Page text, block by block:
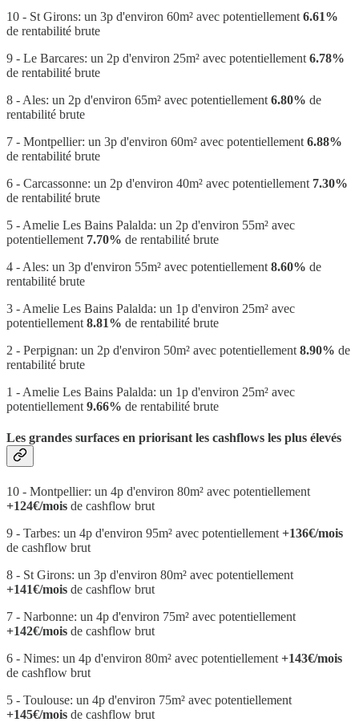
10 - St Girons: un 3p d'environ 60m² avec potentiellement 6.61%
de rentabilité brute
9 - Le Barcares: un 2p d'environ 25m² avec potentiellement 6.78%
de rentabilité brute
8 - Ales: un 2p d'environ 65m² avec potentiellement 6.80% de
rentabilité brute
7 - Montpellier: un 3p d'environ 60m² avec potentiellement 6.88%
de rentabilité brute
6 - Carcassonne: un 2p d'environ 40m² avec potentiellement 7.30%
de rentabilité brute
5 - Amelie Les Bains Palalda: un 2p d'environ 55m² avec
potentiellement 7.70% de rentabilité brute
4 - Ales: un 3p d'environ 55m² avec potentiellement 8.60% de
rentabilité brute
3 - Amelie Les Bains Palalda: un 1p d'environ 25m² avec
potentiellement 8.81% de rentabilité brute
2 - Perpignan: un 2p d'environ 50m² avec potentiellement 8.90% de
rentabilité brute
1 - Amelie Les Bains Palalda: un 1p d'environ 25m² avec
potentiellement 9.66% de rentabilité brute
Les grandes surfaces en priorisant les cashflows les plus élevés
10 - Montpellier: un 4p d'environ 80m² avec potentiellement
+124€/mois de cashflow brut
9 - Tarbes: un 4p d'environ 95m² avec potentiellement +136€/mois
de cashflow brut
8 - St Girons: un 3p d'environ 80m² avec potentiellement
+141€/mois de cashflow brut
7 - Narbonne: un 4p d'environ 75m² avec potentiellement
+142€/mois de cashflow brut
6 - Nimes: un 4p d'environ 80m² avec potentiellement +143€/mois
de cashflow brut
5 - Toulouse: un 4p d'environ 75m² avec potentiellement
+145€/mois de cashflow brut